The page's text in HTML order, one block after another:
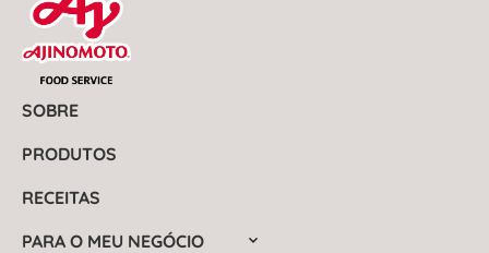
SOBRE
PRODUTOS
RECEITAS
PARA O MEU NEGÓCIO